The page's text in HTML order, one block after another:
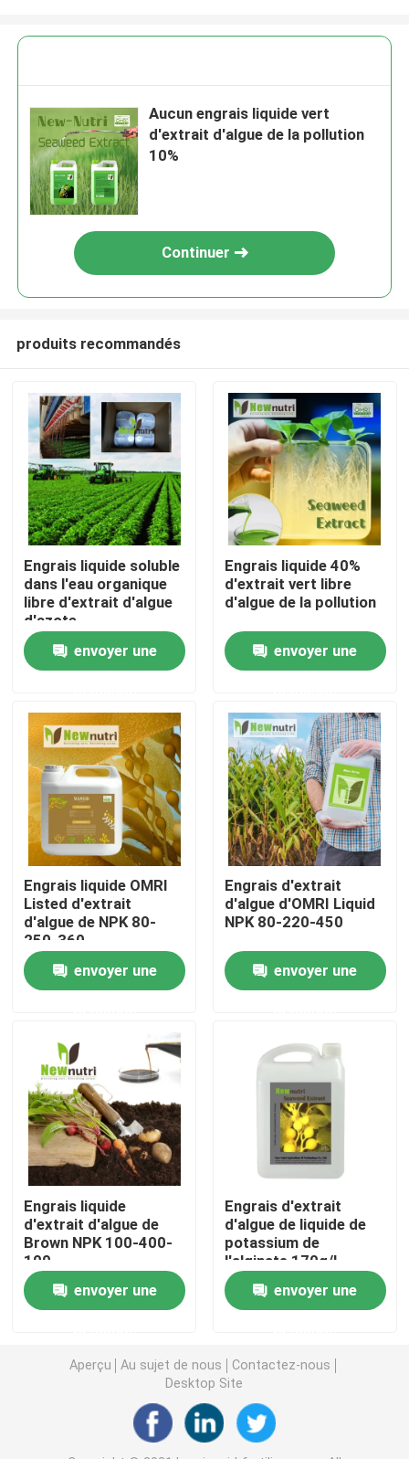
Accueil
A propos de nous
Contacts
Engrais organique d'acide humique
Engrais organique d'acide aminé
Engrais organique d'azote
Engrais de Humate de potassium
Engrais de poudre d'extrait d'algue
Poudre acide de Fulvic
Acide humique de sodium
Poudre composée d'acide aminé
Engrais d'acide humique
Potassium Fulvic acide
Engrais d'acide aminé
Poudre soluble d'acide humique
Aucun engrais liquide vert
d'extrait d'algue de la pollution
10%
Continuer
produits recommandés
Engrais liquide soluble
dans l'eau organique
libre d'extrait d'algue
d'azote
envoyer une
Engrais liquide 40%
d'extrait vert libre
d'algue de la pollution
envoyer une
Engrais liquide OMRI
Listed d'extrait
d'algue de NPK 80-
250-360
envoyer une
Engrais d'extrait
d'algue d'OMRI Liquid
NPK 80-220-450
envoyer une
Engrais liquide
d'extrait d'algue de
Brown NPK 100-400-
100
envoyer une
Engrais d'extrait
d'algue de liquide de
potassium de
l'alginate 170g/L
envoyer une
Aperçu Au sujet de nous
Contactez-nous
Desktop Site